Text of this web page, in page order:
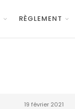
RÈGLEMENT
19 février 2021